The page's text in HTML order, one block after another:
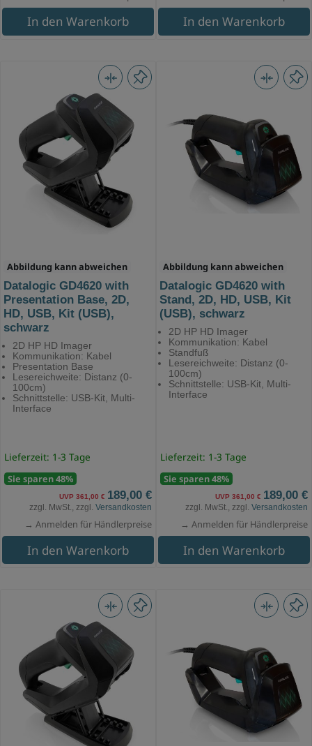
In den Warenkorb In den Warenkorb
Abbildung kann abweichen
Datalogic GD4620 with
Presentation Base, 2D,
HD, USB, Kit (USB),
schwarz
2D HP HD Imager
Kommunikation: Kabel
Presentation Base
Lesereichweite: Distanz (0-
100cm)
Schnittstelle: USB-Kit, Multi-
Interface
Lieferzeit: 1-3 Tage
Sie sparen 48%
UVP 361,00 € 189,00 €
zzgl. MwSt., zzgl. Versandkosten
→ Anmelden für Händlerpreise
In den Warenkorb
Abbildung kann abweichen
Datalogic GD4620 with
Stand, 2D, HD, USB, Kit
(USB), schwarz
2D HP HD Imager
Kommunikation: Kabel
Standfuß
Lesereichweite: Distanz (0-
100cm)
Schnittstelle: USB-Kit, Multi-
Interface
Lieferzeit: 1-3 Tage
Sie sparen 48%
UVP 361,00 € 189,00 €
zzgl. MwSt., zzgl. Versandkosten
→ Anmelden für Händlerpreise
In den Warenkorb